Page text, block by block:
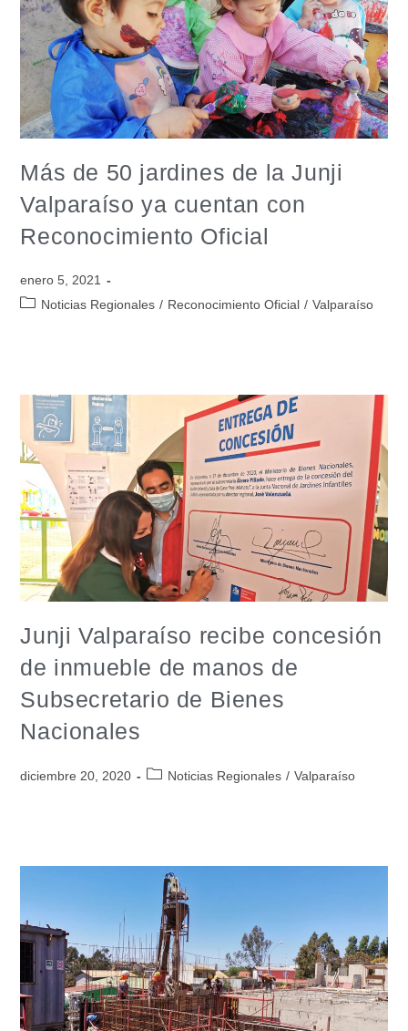
Más de 50 jardines de la Junji
Valparaíso ya cuentan con
Reconocimiento Oficial
enero 5, 2021
Noticias Regionales / Reconocimiento Oficial / Valparaíso
Junji Valparaíso recibe concesión
de inmueble de manos de
Subsecretario de Bienes
Nacionales
diciembre 20, 2020 Noticias Regionales / Valparaíso